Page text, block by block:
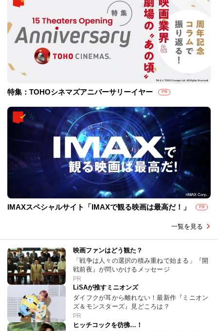
特集：TOHOシネマズアニバーサリーイヤー PR
IMAXスペシャルサイト「IMAXで観る映画は最高だ！」 PR
一覧を見る
映画ファンはどう観た？
「戦争は人々の選択の積み重ねで始まる」『開
戦前夜』が問いかけるメッセージ
PR
LiSAが推すミニオンズ
ダイフクが耳から離れない！最新作『ミニオン
ズ＆モンスターズ』見どころは？
PR
ヒッチコックを彷彿…！